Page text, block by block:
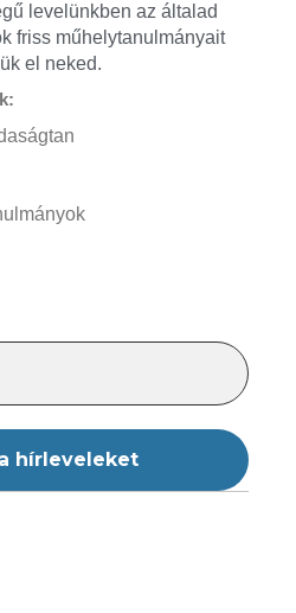
levelünkben az általad
friss műhelytanulmányait
el neked.